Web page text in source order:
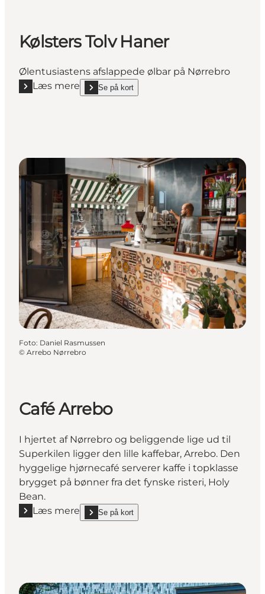
Kølsters Tolv Haner
Ølentusiastens afslappede ølbar på Nørrebro
Læs mere
Læs mere "Kølsters Tolv Haner"
Se på kort
show Kølsters Tolv Haner on_map
Foto: Daniel Rasmussen
© Arrebo Nørrebro
Café Arrebo
I hjertet af Nørrebro og beliggende lige ud til
Superkilen ligger den lille kaffebar, Arrebo. Den
hyggelige hjørnecafé serverer kaffe i topklasse
brygget på bønner fra det fynske risteri, Holy
Bean.
Læs mere
Læs mere "Café Arrebo"
Se på kort
show Café Arrebo on_map